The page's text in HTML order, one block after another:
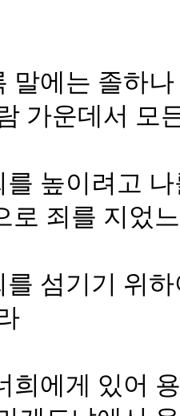
말에는 졸하
가운데서 모
높이려고
로 죄를 지었
섬기기 위
희에게 있어